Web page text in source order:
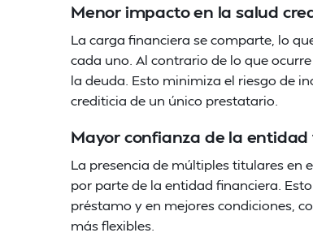
Menor impacto en la salud
La carga financiera se comparte, lo
cada uno. Al contrario de lo que
la deuda. Esto minimiza el riesgo de
crediticia de un único prestatario.
Mayor confianza de la
La presencia de múltiples titulares en
por parte de la entidad financiera.
préstamo y en mejores condiciones,
más flexibles.